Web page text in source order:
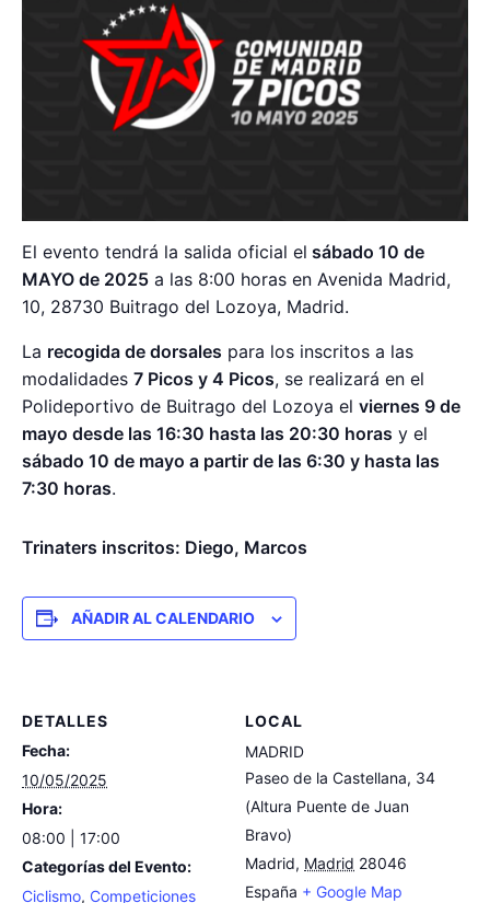
El evento tendrá la salida oficial el sábado 10 de
MAYO de 2025 a las 8:00 horas en Avenida Madrid,
10, 28730 Buitrago del Lozoya, Madrid.
La recogida de dorsales para los inscritos a las
modalidades 7 Picos y 4 Picos, se realizará en el
Polideportivo de Buitrago del Lozoya el viernes 9 de
mayo desde las 16:30 hasta las 20:30 horas y el
sábado 10 de mayo a partir de las 6:30 y hasta las
7:30 horas.
Trinaters inscritos: Diego, Marcos
AÑADIR AL CALENDARIO
DETALLES
Fecha:
10/05/2025
Hora:
08:00 | 17:00
Categorías del Evento:
Ciclismo, Competiciones
LOCAL
MADRID
Paseo de la Castellana, 34
(Altura Puente de Juan
Bravo)
Madrid, Madrid 28046
España + Google Map